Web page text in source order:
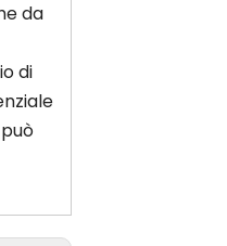
da
di